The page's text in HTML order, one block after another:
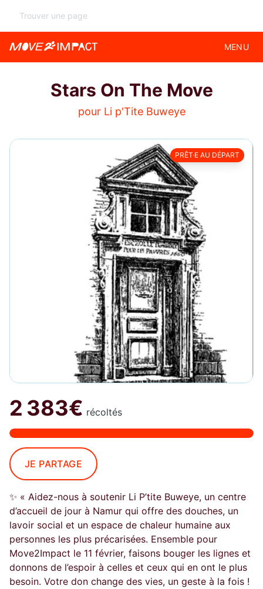
MENU
Stars On The Move
pour Li p'Tite Buweye
PRÊT·E AU DÉPART
2 383€ récoltés
JE PARTAGE
✨ « Aidez-nous à soutenir Li P’tite Buweye, un centre
d’accueil de jour à Namur qui offre des douches, un
lavoir social et un espace de chaleur humaine aux
personnes les plus précarisées. Ensemble pour
Move2Impact le 11 février, faisons bouger les lignes et
donnons de l’espoir à celles et ceux qui en ont le plus
besoin. Votre don change des vies, un geste à la fois !